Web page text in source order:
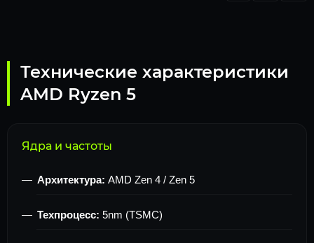
Технические характеристики
AMD Ryzen 5
Ядра и частоты
Архитектура: AMD Zen 4 / Zen 5
Техпроцесс: 5nm (TSMC)